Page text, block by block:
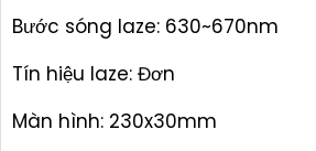
Bước sóng laze: 630~670nm
Tín hiệu laze: Đơn
Màn hình: 230x30mm